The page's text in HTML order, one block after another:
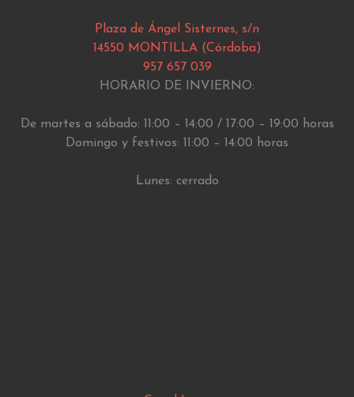
Plaza de Ángel Sisternes, s/n
14550 MONTILLA (Córdoba)
957 657 039
HORARIO DE INVIERNO:
De martes a sábado: 11:00 – 14:00 / 17:00 – 19:00 horas
Domingo y festivos: 11:00 – 14:00 horas
Lunes: cerrado